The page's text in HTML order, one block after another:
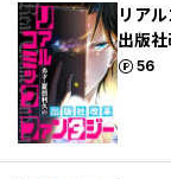
リア
出版
56
ポイント